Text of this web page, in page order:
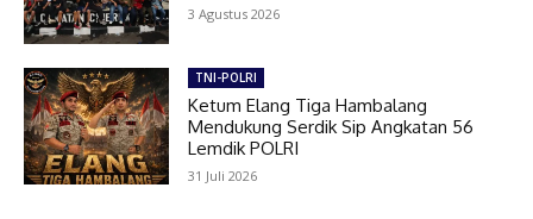
3 Agustus 2026
TNI-POLRI
Ketum Elang Tiga Hambalang
Mendukung Serdik Sip Angkatan 56
Lemdik POLRI
31 Juli 2026